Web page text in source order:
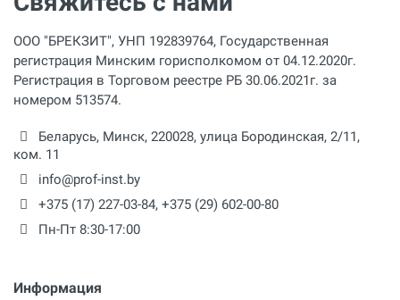
ООО "БРЕКЗИТ", УНП 192839764, Государственная
регистрация Минским горисполкомом от 04.12.2020г.
Регистрация в Торговом реестре РБ 30.06.2021г. за
номером 513574.
Беларусь, Минск, 220028, улица Бородинская, 2/11,
ком. 11
info@prof-inst.by
+375 (17) 227-03-84, +375 (29) 602-00-80
Пн-Пт 8:30-17:00
Информация